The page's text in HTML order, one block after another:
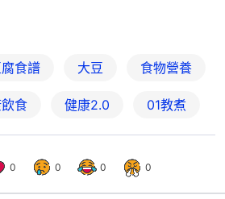
食譜 大豆 食物營養
食 健康2.0 01教煮
0 0 0 0